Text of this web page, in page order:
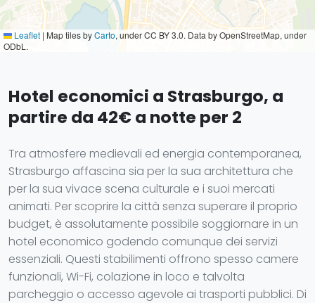
Leaflet | Map tiles byCarto, under CC BY 3.0. Data by OpenStreetMap, under
ODbL.
Hotel economici a Strasburgo, a
partire da 42€ a notte per 2
Tra atmosfere medievali ed energia contemporanea,
Strasburgo affascina sia per la sua architettura che
per la sua vivace scena culturale e i suoi mercati
animati. Per scoprire la città senza superare il proprio
budget, è assolutamente possibile soggiornare in un
hotel economico godendo comunque dei servizi
essenziali. Questi stabilimenti offrono spesso camere
funzionali, Wi-Fi, colazione in loco e talvolta
parcheggio o accesso agevole ai trasporti pubblici. Di